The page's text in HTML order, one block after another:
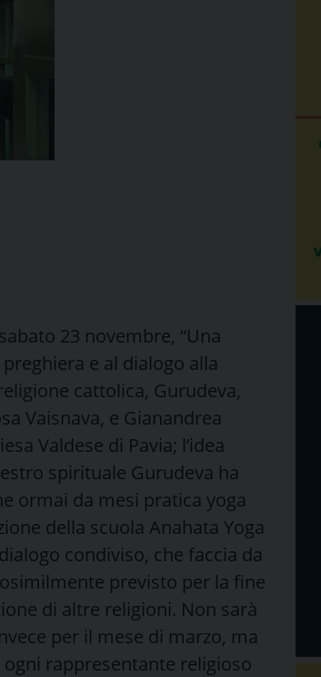
23 novembre, “Una
e al dialogo alla
cattolica, Gurudeva,
Vaisnava, e Gianandrea
Valdese di Pavia; l’idea
spirituale Gurudeva ha
ormai da mesi pratica yoga
della scuola Anahata Yoga
condiviso, che faccia da
previsto per la fine
di altre religioni. Non sarà
per il mese di marzo, ma
rappresentante religioso